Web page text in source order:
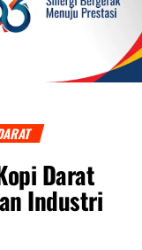
Darat
Industri